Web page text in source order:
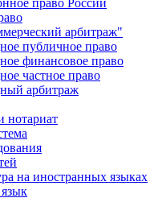
право России
арбитраж"
публичное право
финансовое право
частное право
арбитраж
нотариат
на иностранных языках